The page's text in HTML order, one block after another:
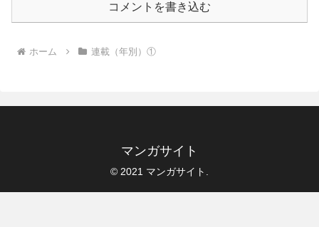
コメントを書き込む
ホーム 連載（年別）①
マンガサイト
© 2021 マンガサイト.